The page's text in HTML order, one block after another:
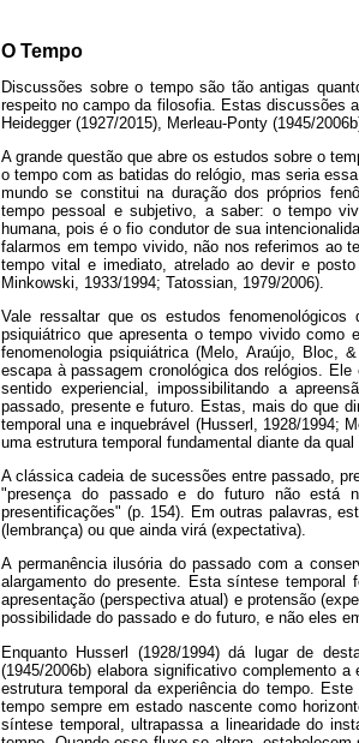
O Tempo
Discussões sobre o tempo são tão antigas
respeito no campo da filosofia. Estas discussões
Heidegger (1927/2015), Merleau-Ponty (1945/
A grande questão que abre os estudos sobre o
o tempo com as batidas do relógio, mas seria
mundo se constitui na duração dos próprios
tempo pessoal e subjetivo, a saber: o tempo
humana, pois é o fio condutor de sua
falarmos em tempo vivido, não nos referimos ao
tempo vital e imediato, atrelado ao devir e
Minkowski, 1933/1994; Tatossian, 1979/2006).
Vale ressaltar que os estudos
psiquiátrico que apresenta o tempo vivido como
fenomenologia psiquiátrica (Melo, Araújo, Bloc,
escapa à passagem cronológica dos relógios.
sentido experiencial, impossibilitando a
passado, presente e futuro. Estas, mais do que
temporal una e inquebrável (Husserl, 1928/1994;
uma estrutura temporal fundamental diante da
A clássica cadeia de sucessões entre passado,
"presença do passado e do futuro não está
presentificações" (p. 154). Em outras palavras,
(lembrança) ou que ainda virá (expectativa).
A permanência ilusória do passado com a
alargamento do presente. Esta síntese temporal
apresentação (perspectiva atual) e protensão
possibilidade do passado e do futuro, e não eles
Enquanto Husserl (1928/1994) dá lugar de
(1945/2006b) elabora significativo complemento
estrutura temporal da experiência do tempo.
tempo sempre em estado nascente como
síntese temporal, ultrapassa a linearidade do